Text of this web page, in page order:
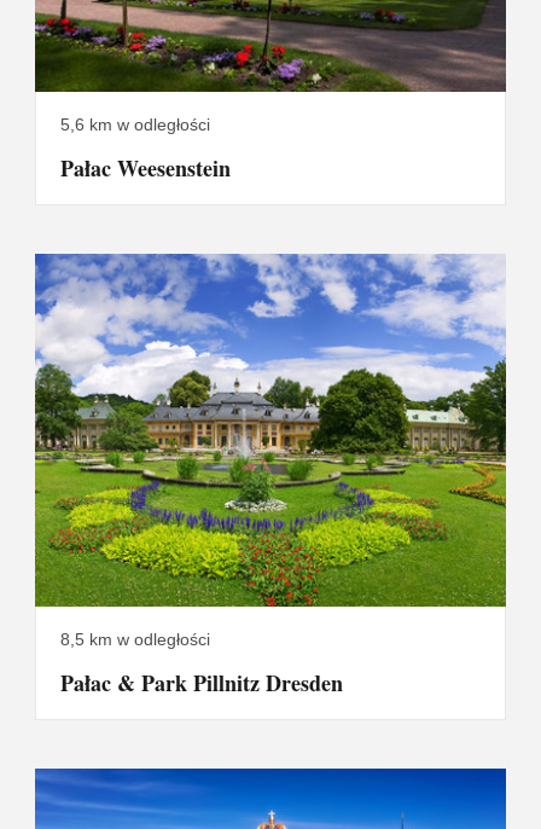
5,6 km w odległości
Pałac Weesenstein
8,5 km w odległości
Pałac & Park Pillnitz Dresden